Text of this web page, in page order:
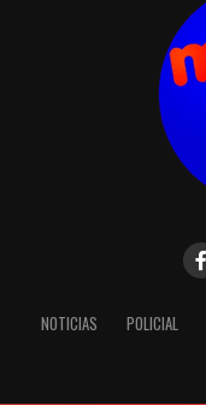
NOTICIAS POLICIAL